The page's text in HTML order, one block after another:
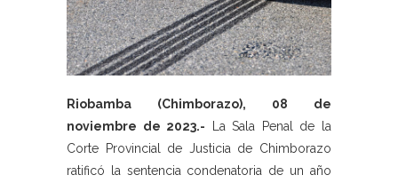
Riobamba (Chimborazo), 08 de
noviembre de 2023.- La Sala Penal de la
Corte Provincial de Justicia de Chimborazo
ratificó la sentencia condenatoria de un año